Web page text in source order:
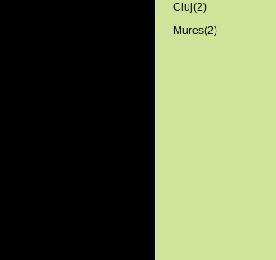
Cluj(2)
Mures(2)